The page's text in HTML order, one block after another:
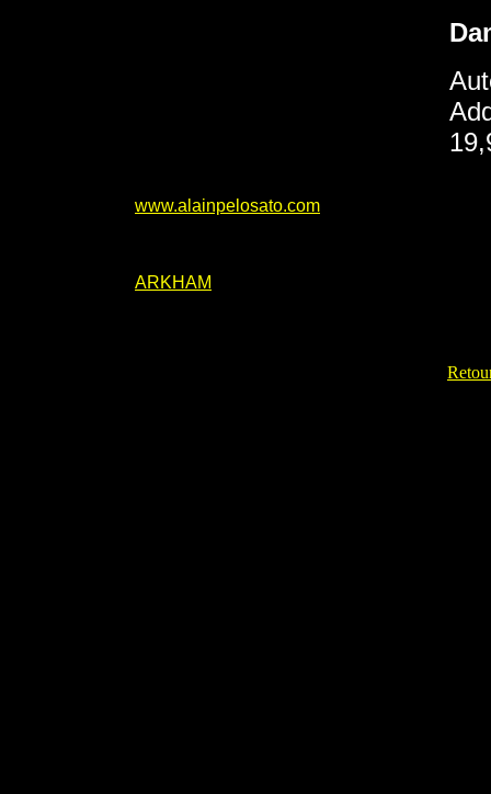
www.alainpelosato.com
ARKHAM